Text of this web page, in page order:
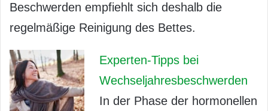
Beschwerden empfiehlt sich deshalb die
regelmäßige Reinigung des Bettes.
Experten-Tipps bei
Wechseljahresbeschwerden
In der Phase der hormonellen